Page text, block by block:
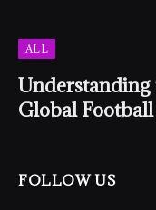
ALL
Understanding
Global
FOLLOW US